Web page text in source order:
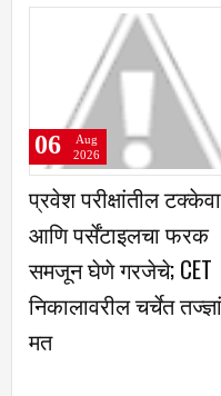
नगरसेवकांनी घेतली विकास
कामासंदर्भात उपविभागीय
अधिकाऱ्यांची भेट
06
Aug
2026